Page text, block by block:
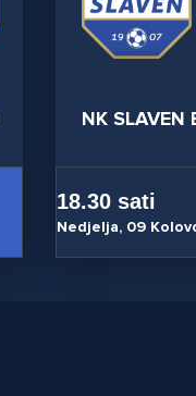
NK SLAVEN
18.30 sati
Nedjelja, 09